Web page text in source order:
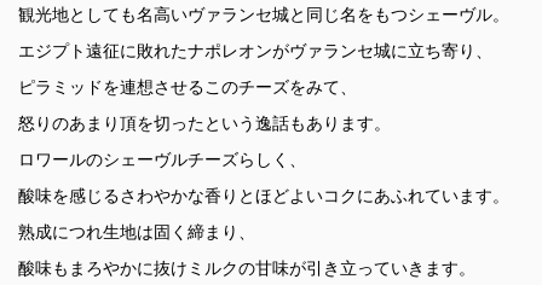
観光地としても名高いヴァランセ城と同じ名をもつシェーヴル。
エジプト遠征に敗れたナポレオンがヴァランセ城に立ち寄り、
ピラミッドを連想させるこのチーズをみて、
怒りのあまり頂を切ったという逸話もあります。
ロワールのシェーヴルチーズらしく、
酸味を感じるさわやかな香りとほどよいコクにあふれています。
熟成につれ生地は固く締まり、
酸味もまろやかに抜けミルクの甘味が引き立っていきます。